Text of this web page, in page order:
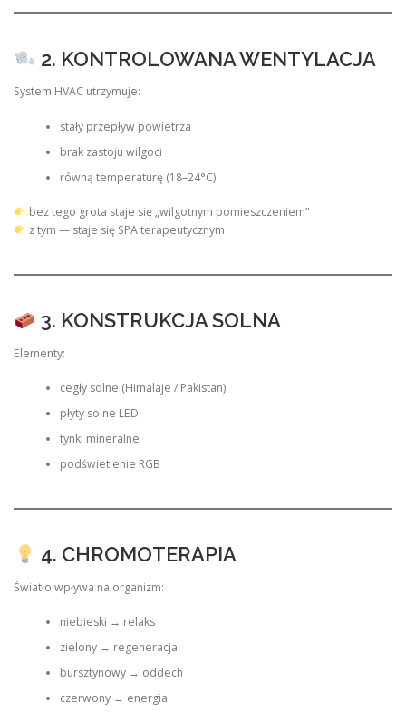
2. KONTROLOWANA WENTYLACJA
System HVAC utrzymuje:
stały przepływ powietrza
brak zastoju wilgoci
równą temperaturę (18–24°C)
bez tego grota staje się „wilgotnym pomieszczeniem”
z tym — staje się SPA terapeutycznym
3. KONSTRUKCJA SOLNA
Elementy:
cegły solne (Himalaje / Pakistan)
płyty solne LED
tynki mineralne
podświetlenie RGB
4. CHROMOTERAPIA
Światło wpływa na organizm:
niebieski → relaks
zielony → regeneracja
bursztynowy → oddech
czerwony → energia